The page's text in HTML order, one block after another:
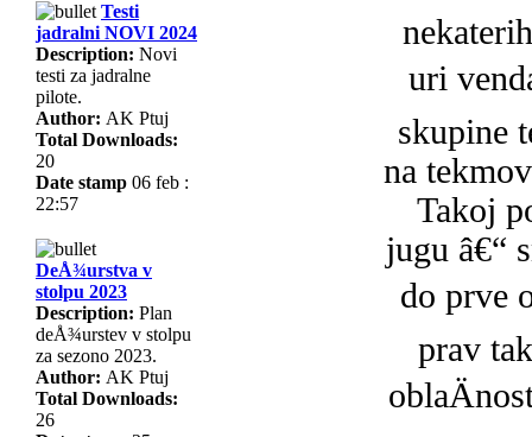
Testi
jadralni NOVI 2024
Description: Novi
testi za jadralne
pilote.
Author: AK Ptuj
Total Downloads:
20
Date stamp 06 feb :
22:57
DeÅ¾urstva v
stolpu 2023
Description: Plan
deÅ¾urstev v stolpu
za sezono 2023.
Author: AK Ptuj
Total Downloads:
26
uri
skupine
na
Takoj
jugu â€“
do prve
prav